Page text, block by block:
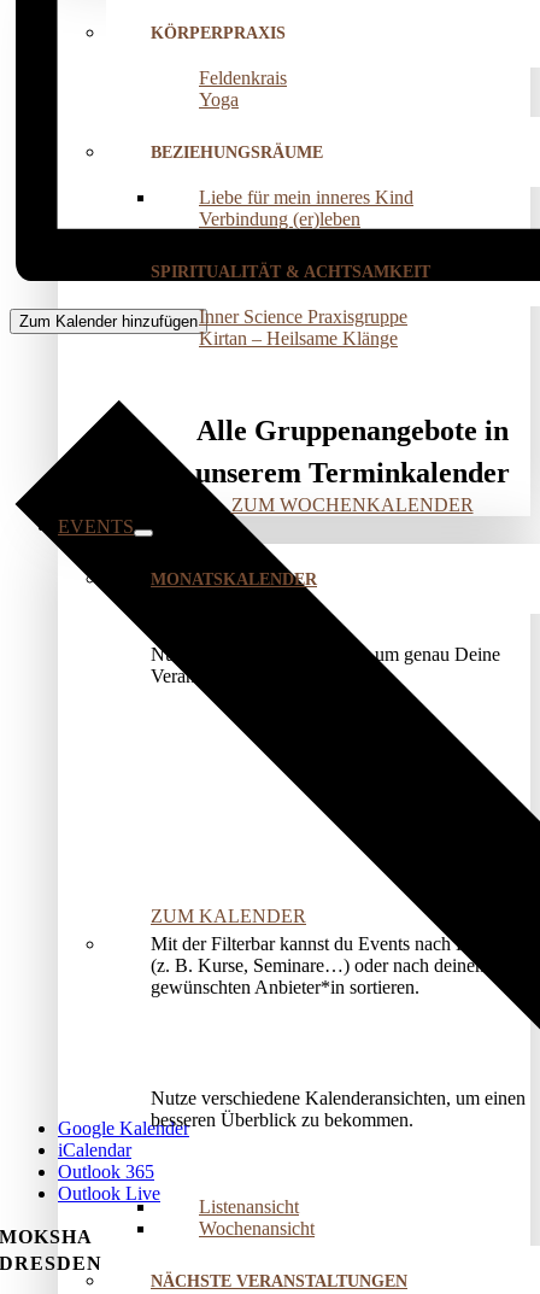
KÖRPERPRAXIS
Feldenkrais
Yoga
BEZIEHUNGSRÄUME
Liebe für mein inneres Kind
Verbindung (er)leben
SPIRITUALITÄT & ACHTSAMKEIT
Inner Science Praxisgruppe
Kirtan – Heilsame Klänge
Alle Gruppenangebote in
unserem Terminkalender
ZUM WOCHENKALENDER
EVENTS
MONATSKALENDER
Nutze unser Kalendermodul, um genau Deine
Veranstaltung zu finden.
ZUM KALENDER
Mit der Filterbar kannst du Events nach Kategorien
(z. B. Kurse, Seminare…) oder nach deinem*r
gewünschten Anbieter*in sortieren.
Nutze verschiedene Kalenderansichten, um einen
besseren Überblick zu bekommen.
Listenansicht
Wochenansicht
NÄCHSTE VERANSTALTUNGEN
Zum Kalender hinzufügen
Google Kalender
iCalendar
Outlook 365
Outlook Live
MOKSHA
DRESDEN